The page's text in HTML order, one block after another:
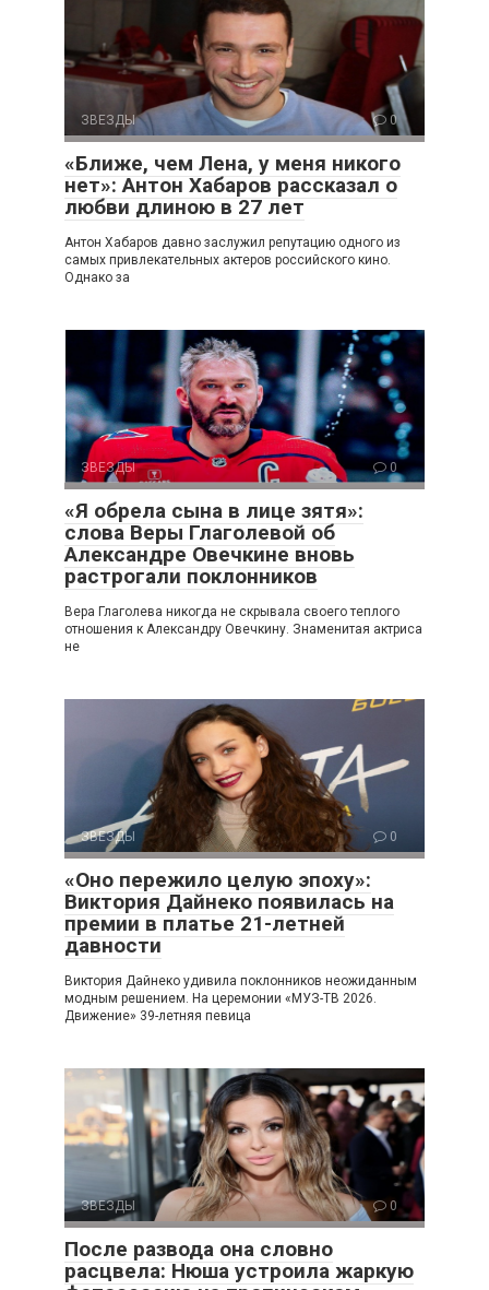
ЗВЕЗДЫ 0
«Ближе, чем Лена, у меня никого
нет»: Антон Хабаров рассказал о
любви длиною в 27 лет
Антон Хабаров давно заслужил репутацию одного из
самых привлекательных актеров российского кино.
Однако за
ЗВЕЗДЫ 0
«Я обрела сына в лице зятя»:
слова Веры Глаголевой об
Александре Овечкине вновь
растрогали поклонников
Вера Глаголева никогда не скрывала своего теплого
отношения к Александру Овечкину. Знаменитая актриса
не
ЗВЕЗДЫ 0
«Оно пережило целую эпоху»:
Виктория Дайнеко появилась на
премии в платье 21-летней
давности
Виктория Дайнеко удивила поклонников неожиданным
модным решением. На церемонии «МУЗ-ТВ 2026.
Движение» 39-летняя певица
ЗВЕЗДЫ 0
После развода она словно
расцвела: Нюша устроила жаркую